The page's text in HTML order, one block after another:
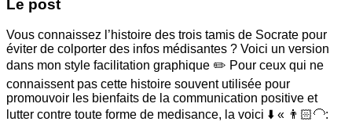
Le post
Vous connaissez l’histoire des trois tamis de Socrate pour
éviter de colporter des infos médisantes ? Voici un version
dans mon style facilitation graphique ✏️ Pour ceux qui ne
connaissent pas cette histoire souvent utilisée pour
promouvoir les bienfaits de la communication positive et
lutter contre toute forme de medisance, la voici ⬇️ « 👨🏻🦲: